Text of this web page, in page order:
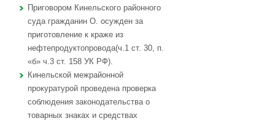
Приговором Кинельского районного
суда гражданин О. осужден за
приготовление к краже из
нефтепродуктопровода(ч.1 ст. 30, п.
«б» ч.3 ст. 158 УК РФ).
Кинельской межрайонной
прокуратурой проведена проверка
соблюдения законодательства о
товарных знаках и средствах